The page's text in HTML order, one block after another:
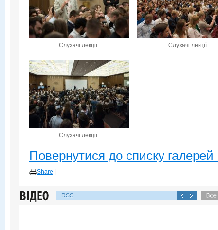
Слухачі лекції Слухачі лекції
Слухачі лекції
Повернутися до списку галерей
Share
RSS